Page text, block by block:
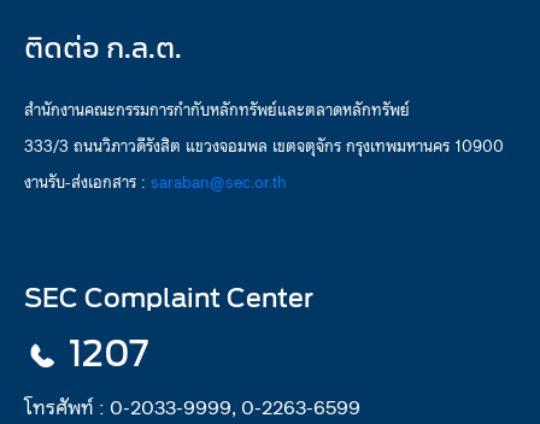
ติดต่อ ก.ล.ต.
สำนักงานคณะกรรมการกำกับหลักทรัพย์และตลาดหลักทรัพย์
333/3 ถนนวิภาวดีรังสิต แขวงจอมพล เขตจตุจักร กรุงเทพมหานคร 10900
งานรับ-ส่งเอกสาร : saraban@sec.or.th
SEC Complaint Center
1207
โทรศัพท์ : 0-2033-9999, 0-2263-6599